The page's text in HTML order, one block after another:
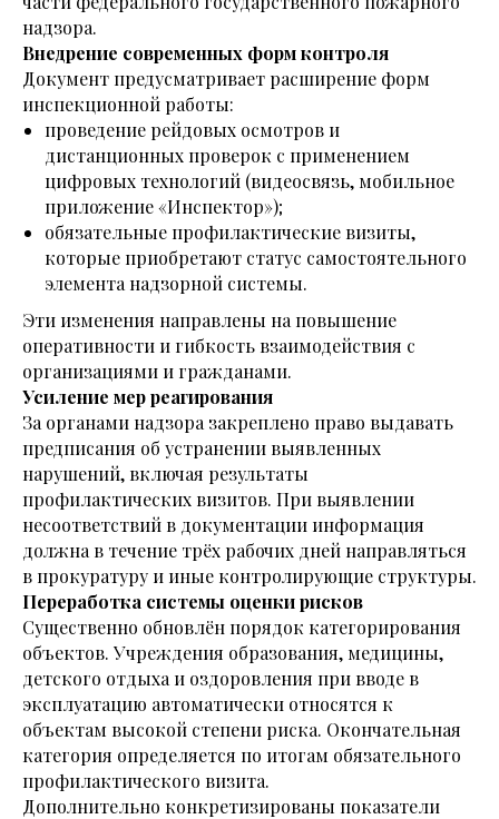
надзора.
Внедрение современных форм контроля
Документ предусматривает расширение форм
инспекционной работы:
проведение рейдовых осмотров и
дистанционных проверок с применением
цифровых технологий (видеосвязь, мобильное
приложение «Инспектор»);
обязательные профилактические визиты,
которые приобретают статус самостоятельного
элемента надзорной системы.
Эти изменения направлены на повышение
оперативности и гибкость взаимодействия с
организациями и гражданами.
Усиление мер реагирования
За органами надзора закреплено право выдавать
предписания об устранении выявленных
нарушений, включая результаты
профилактических визитов. При выявлении
несоответствий в документации информация
должна в течение трёх рабочих дней направляться
в прокуратуру и иные контролирующие структуры.
Переработка системы оценки рисков
Существенно обновлён порядок категорирования
объектов. Учреждения образования, медицины,
детского отдыха и оздоровления при вводе в
эксплуатацию автоматически относятся к
объектам высокой степени риска. Окончательная
категория определяется по итогам обязательного
профилактического визита.
Дополнительно конкретизированы показатели